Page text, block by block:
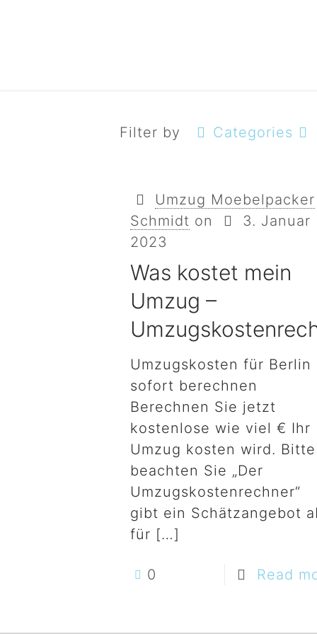
Filter by Categories
Umzug Moebelpacker
Schmidt on
3. Januar
2023
Was kostet mein
Umzug –
Umzugskosten für Berlin
sofort berechnen
Berechnen Sie jetzt
kostenlose wie viel € Ihr
Umzug kosten wird. Bitte
beachten Sie „Der
Umzugskostenrechner“
gibt ein Schätzangebot
für […]
0 Read